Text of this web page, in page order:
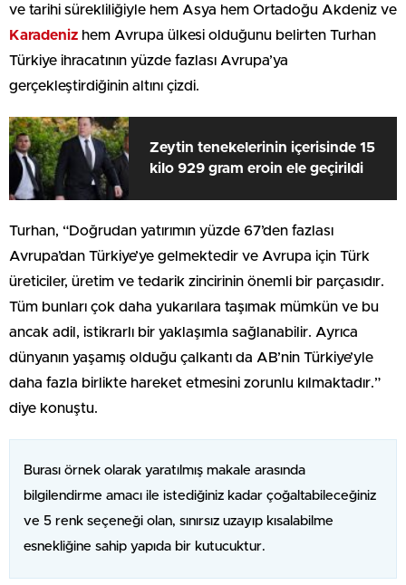
ve tarihi sürekliliğiyle hem Asya hem Ortadoğu Akdeniz ve
Karadeniz hem Avrupa ülkesi olduğunu belirten Turhan
Türkiye ihracatının yüzde fazlası Avrupa’ya
gerçekleştirdiğinin altını çizdi.
Zeytin tenekelerinin içerisinde 15
kilo 929 gram eroin ele geçirildi
Turhan, “Doğrudan yatırımın yüzde 67’den fazlası
Avrupa’dan Türkiye’ye gelmektedir ve Avrupa için Türk
üreticiler, üretim ve tedarik zincirinin önemli bir parçasıdır.
Tüm bunları çok daha yukarılara taşımak mümkün ve bu
ancak adil, istikrarlı bir yaklaşımla sağlanabilir. Ayrıca
dünyanın yaşamış olduğu çalkantı da AB’nin Türkiye’yle
daha fazla birlikte hareket etmesini zorunlu kılmaktadır.”
diye konuştu.
Burası örnek olarak yaratılmış makale arasında
bilgilendirme amacı ile istediğiniz kadar çoğaltabileceğiniz
ve 5 renk seçeneği olan, sınırsız uzayıp kısalabilme
esnekliğine sahip yapıda bir kutucuktur.